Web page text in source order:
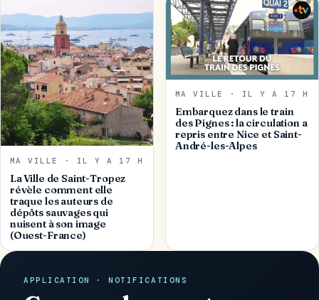
MA VILLE · IL Y A 17 H
La Ville de Saint-Tropez
révèle comment elle
traque les auteurs de
dépôts sauvages qui
nuisent à son image
(Ouest-France)
MA VILLE · IL Y A 17 H
Embarquez dans le train
des Pignes : la circulation a
repris entre Nice et Saint-
André-les-Alpes
APPLICATION · NOTIFICATIONS